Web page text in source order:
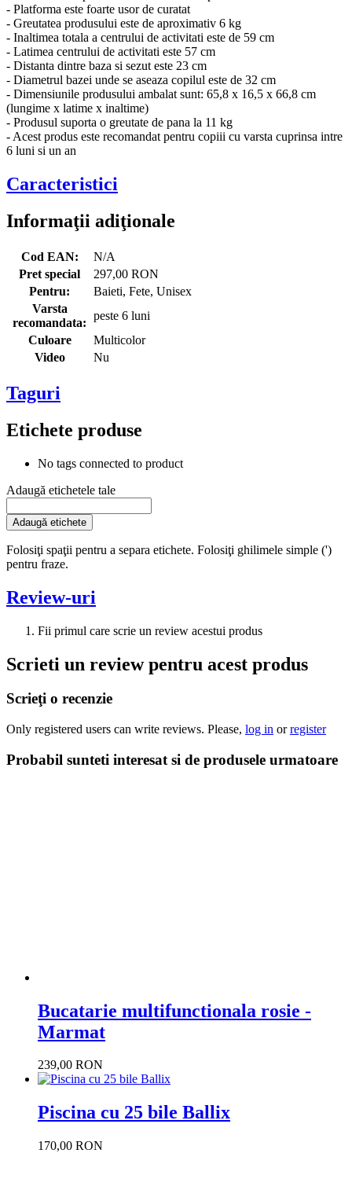
- Platforma este foarte usor de curatat
- Greutatea produsului este de aproximativ 6 kg
- Inaltimea totala a centrului de activitati este de 59 cm
- Latimea centrului de activitati este 57 cm
- Distanta dintre baza si sezut este 23 cm
- Diametrul bazei unde se aseaza copilul este de 32 cm
- Dimensiunile produsului ambalat sunt: 65,8 x 16,5 x 66,8 cm
(lungime x latime x inaltime)
- Produsul suporta o greutate de pana la 11 kg
- Acest produs este recomandat pentru copiii cu varsta cuprinsa intre
6 luni si un an
Caracteristici
Informaţii adiţionale
Cod EAN:
N/A
Pret special
297,00 RON
Pentru:
Baieti, Fete, Unisex
Varsta
recomandata:
peste 6 luni
Culoare
Multicolor
Video
Nu
Taguri
Etichete produse
No tags connected to product
Adaugă etichetele tale
Adaugă etichete
Folosiţi spaţii pentru a separa etichete. Folosiţi ghilimele simple (')
pentru fraze.
Review-uri
Fii primul care scrie un review acestui produs
Scrieti un review pentru acest produs
Scrieţi o recenzie
Only registered users can write reviews. Please, log in orregister
Probabil sunteti interesat si de produsele urmatoare
Bucatarie multifunctionala rosie -
Marmat
239,00 RON
Piscina cu 25 bile Ballix
170,00 RON